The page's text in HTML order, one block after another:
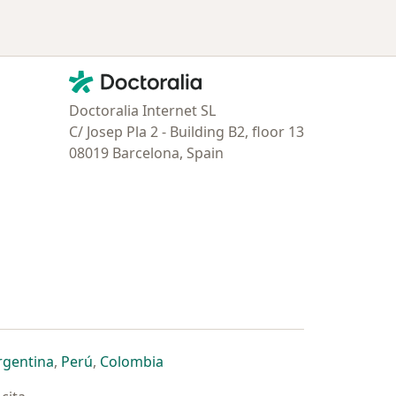
Contacto
Doctoralia - Página de inicio
Doctoralia Internet SL
C/ Josep Pla 2 - Building B2, floor 13
08019 Barcelona, Spain
pestaña
una nueva pestaña
en una nueva pestaña
se abre en una nueva pestaña
, Perúse abre en una nueva pestaña
, Colombiase abre en una nueva pestaña